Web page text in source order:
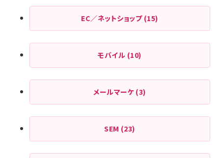
EC／ネットショップ (15)
モバイル (10)
メールマーケ (3)
SEM (23)